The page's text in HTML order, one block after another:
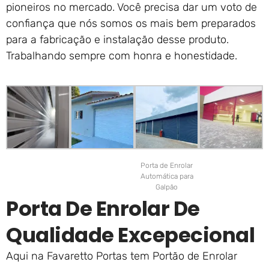
pioneiros no mercado. Você precisa dar um voto de
confiança que nós somos os mais bem preparados
para a fabricação e instalação desse produto.
Trabalhando sempre com honra e honestidade.
Porta de Enrolar
Automática para
Galpão
Porta De Enrolar De
Qualidade Excepecional
Aqui na Favaretto Portas tem Portão de Enrolar